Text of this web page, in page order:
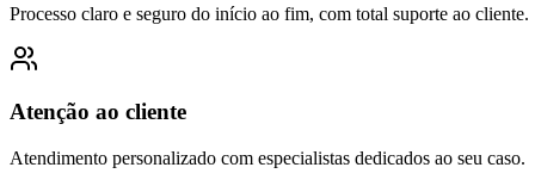
Processo claro e seguro do início ao fim, com total suporte ao cliente.
Atenção ao cliente
Atendimento personalizado com especialistas dedicados ao seu caso.